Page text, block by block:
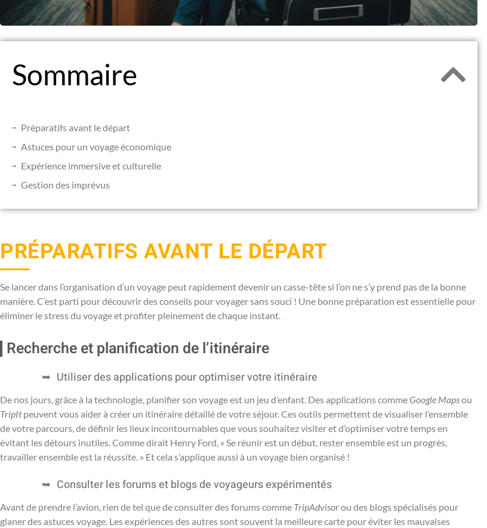
Sommaire
Préparatifs avant le départ
Astuces pour un voyage économique
Expérience immersive et culturelle
Gestion des imprévus
PRÉPARATIFS AVANT LE DÉPART
Se lancer dans l’organisation d’un voyage peut rapidement devenir un casse-tête si l’on ne s’y prend pas de la bonne
manière. C’est parti pour découvrir des conseils pour voyager sans souci ! Une bonne préparation est essentielle pour
éliminer le stress du voyage et profiter pleinement de chaque instant.
Recherche et planification de l’itinéraire
Utiliser des applications pour optimiser votre itinéraire
De nos jours, grâce à la technologie, planifier son voyage est un jeu d’enfant. Des applications commeGoogle Mapsou
TripItpeuvent vous aider à créer un itinéraire détaillé de votre séjour. Ces outils permettent de visualiser l’ensemble
de votre parcours, de définir les lieux incontournables que vous souhaitez visiter et d’optimiser votre temps en
évitant les détours inutiles. Comme dirait Henry Ford, « Se réunir est un début, rester ensemble est un progrès,
travailler ensemble est la réussite. » Et cela s’applique aussi à un voyage bien organisé !
Consulter les forums et blogs de voyageurs expérimentés
Avant de prendre l’avion, rien de tel que de consulter des forums comme TripAdvisorou des blogs spécialisés pour
glaner des astuces voyage. Les expériences des autres sont souvent la meilleure carte pour éviter les mauvaises